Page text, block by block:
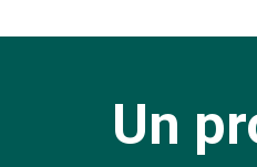
Un